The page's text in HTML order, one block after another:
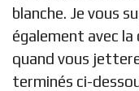
blanche. Je vous
également avec la
quand vous
terminés ci-